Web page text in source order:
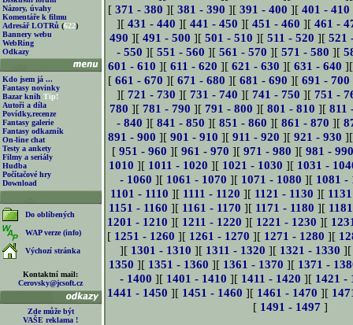
Názory, úvahy
Komentáře k filmu
Adresář LOTRů (622)
Bannery webu
WebRing
Odkazy
Kdo jsem já ...
Fantasy novinky
Bazar knih Tip!
Autoři a díla
Povídky,recenze
Fantasy galerie
Fantasy odkazník
On-line chat
Testy a ankety
Filmy a seriály
Hudba
Počítačové hry
Download
Do oblíbených
WAP verze (info)
Výchozí stránka
Kontaktní mail:
Cerovsky@jcsoft.cz
Zde může být
VAŠE reklama !
[ 371 - 380 ][ 381 - 390 ][ 391 - 400 ][ 401 - 410
][ 431 - 440 ][ 441 - 450 ][ 451 - 460 ][ 461 -
490 ][ 491 - 500 ][ 501 - 510 ][ 511 - 520 ][ 521
- 550 ][ 551 - 560 ][ 561 - 570 ][ 571 - 580 ][
601 - 610 ][ 611 - 620 ][ 621 - 630 ][ 631 - 640
[ 661 - 670 ][ 671 - 680 ][ 681 - 690 ][ 691 - 700
][ 721 - 730 ][ 731 - 740 ][ 741 - 750 ][ 751 -
780 ][ 781 - 790 ][ 791 - 800 ][ 801 - 810 ][ 811
- 840 ][ 841 - 850 ][ 851 - 860 ][ 861 - 870 ][
891 - 900 ][ 901 - 910 ][ 911 - 920 ][ 921 - 930
[951 - 960 ][961 - 970 ][971 - 980 ][981 -
1010 ][ 1011 - 1020 ][ 1021 - 1030 ][ 1031 -
- 1060 ][ 1061 - 1070 ][ 1071 - 1080 ][ 1081 -
1101 - 1110 ][ 1111 - 1120 ][ 1121 - 1130 ][
1151 - 1160 ][ 1161 - 1170 ][ 1171 - 1180 ][
1201 - 1210 ][ 1211 - 1220 ][ 1221 - 1230 ][
[ 1251 - 1260 ][ 1261 - 1270 ][ 1271 - 1280 ][
][ 1301 - 1310 ][ 1311 - 1320 ][ 1321 - 1330
1350 ][ 1351 - 1360 ][ 1361 - 1370 ][ 1371 -
- 1400 ][ 1401 - 1410 ][ 1411 - 1420 ][ 1421 -
1441 - 1450 ][ 1451 - 1460 ][ 1461 - 1470 ][
[ 1491 - 1497 ]